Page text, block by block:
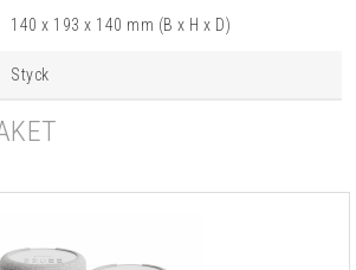
140 x 193 x 140 mm (B x H x D)
Styck